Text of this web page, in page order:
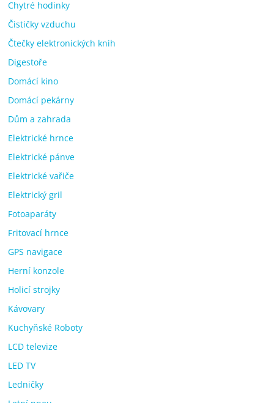
Chytré hodinky
Čističky vzduchu
Čtečky elektronických knih
Digestoře
Domácí kino
Domácí pekárny
Dům a zahrada
Elektrické hrnce
Elektrické pánve
Elektrické vařiče
Elektrický gril
Fotoaparáty
Fritovací hrnce
GPS navigace
Herní konzole
Holicí strojky
Kávovary
Kuchyňské Roboty
LCD televize
LED TV
Ledničky